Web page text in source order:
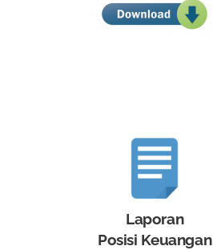
Laporan
Posisi Keuangan